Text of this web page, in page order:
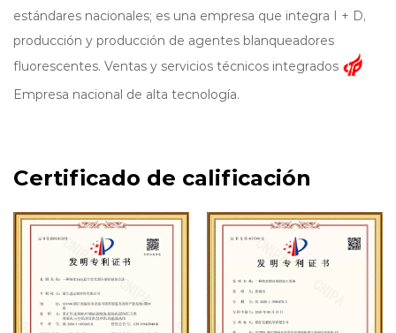
estándares nacionales; es una empresa que integra I + D,
producción y producción de agentes blanqueadores
fluorescentes. Ventas y servicios técnicos integrados
Empresa nacional de alta tecnología.
profundamente involucrada en terminales nacionales y se
sudeste asiático. Actualmente ha establecido una oficina
en el extranjero en la ciudad de Haiphong, Vietnam.
De cara al siglo XXI, Hony Chemical continuará siendo
pionera e innovando, orientada al mercado y, basándose
en las necesidades de los clientes, creando valor para
Certificado de calificación